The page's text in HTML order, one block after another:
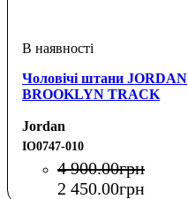
Чоловічі штани JORDAN
BROOKLYN TRACK
Jordan
IO0747-010
4 900.00грн
2 450.00грн